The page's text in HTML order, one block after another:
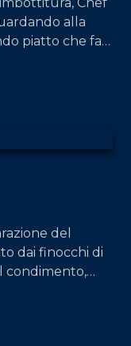
alla
piatto che fa
del
dai finocchi di
condimento,